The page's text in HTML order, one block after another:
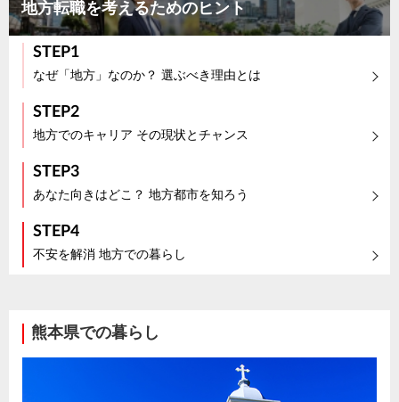
地方転職を考えるためのヒント
STEP1
なぜ「地方」なのか？ 選ぶべき理由とは
STEP2
地方でのキャリア その現状とチャンス
STEP3
あなた向きはどこ？ 地方都市を知ろう
STEP4
不安を解消 地方での暮らし
熊本県での暮らし